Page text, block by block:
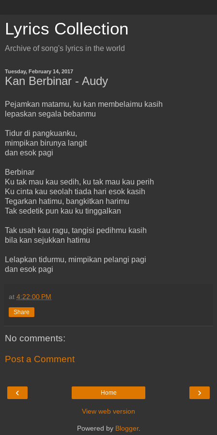
Lyrics Collection
Archive of song's lyrics in the world
Tuesday, February 14, 2017
Kan Berbinar - Audy
Pejamkan matamu, ku kan membelaimu kasih
lepaskan segala bebanmu
Tidur di pangkuanku,
mimpikan birunya langit
dan esok pagi
Berbinar
Ku tak mau kau sedih, ku tak mau kau perih
Ku cinta kau seolah tiada hari esok kasih
Tegarkan hatimu, bangkitkan harimu
Tak sedetik pun kau ku tinggalkan
Tak usah kau ragu, tangisi pedihmu kasih
bila kan sejukkan hatimu
Lelapkan tidurmu, mimpikan pelangi pagi
dan esok pagi
at 4:22:00 PM
Share
No comments:
Post a Comment
‹ ›
Home
View web version
Powered by Blogger.